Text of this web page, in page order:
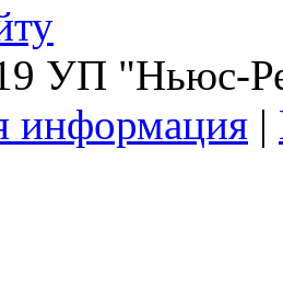
УП "Ньюс-
информация |